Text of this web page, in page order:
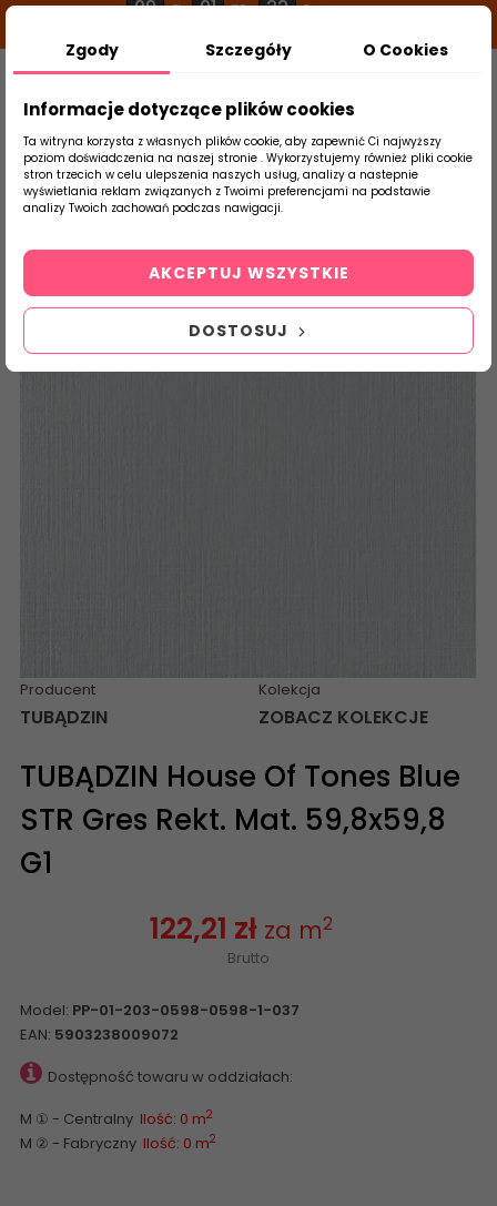
09 g 01 m 21 s
Szukaj
produktu
Strona Główna Płytki Łazienkowe
Producent
TUBĄDZIN
Kolekcja
ZOBACZ KOLEKCJE
TUBĄDZIN House Of Tones Blue
STR Gres Rekt. Mat. 59,8x59,8
G1
122,21 zł za m2
Brutto
Model: PP-01-203-0598-0598-1-037
EAN: 5903238009072
Dostępność towaru w oddziałach:
M ① - Centralny Ilość: 0 m2
M ② - Fabryczny Ilość: 0 m2
Zgody Szczegóły O Cookies
Informacje dotyczące plików cookies
Ta witryna korzysta z własnych plików cookie, aby zapewnić Ci najwyższy
poziom doświadczenia na naszej stronie . Wykorzystujemy również pliki cookie
stron trzecich w celu ulepszenia naszych usług, analizy a nastepnie
wyświetlania reklam związanych z Twoimi preferencjami na podstawie
analizy Twoich zachowań podczas nawigacji.
DOSTOSUJ
AKCEPTUJ WSZYSTKIE